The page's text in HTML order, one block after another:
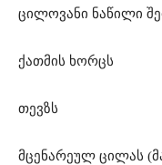
ცილოვანი ნაწილი
ქათმის ხორცს
თევზს
მცენარეულ ცილას